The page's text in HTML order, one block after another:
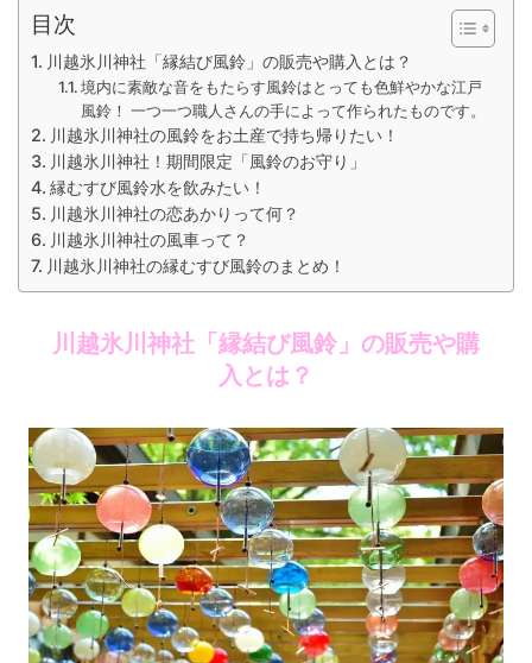
目次
川越氷川神社「縁結び風鈴」の販売や購入とは？
境内に素敵な音をもたらす風鈴はとっても色鮮やかな江戸
風鈴！ 一つ一つ職人さんの手によって作られたものです。
川越氷川神社の風鈴をお土産で持ち帰りたい！
川越氷川神社！期間限定「風鈴のお守り」
縁むすび風鈴水を飲みたい！
川越氷川神社の恋あかりって何？
川越氷川神社の風車って？
川越氷川神社の縁むすび風鈴のまとめ！
川越氷川神社「縁結び風鈴」の販売や購
入とは？